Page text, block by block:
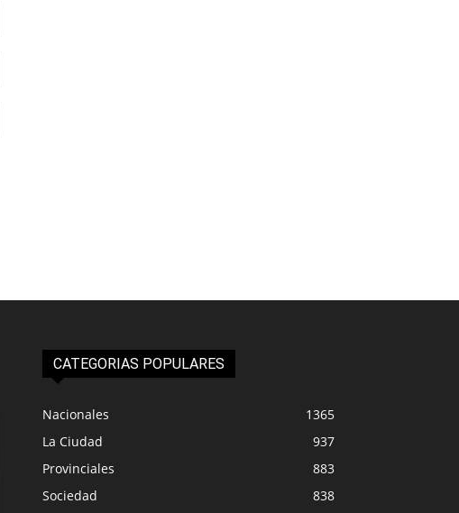
CATEGORIAS POPULARES
Nacionales
1365
La Ciudad
937
Provinciales
883
Sociedad
838